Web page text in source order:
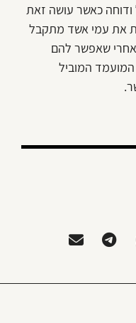
ודוחה כאשר עושה זאת
את עמי אשד מתקבל
אחרי שאפשר להם
המועמד המוביל